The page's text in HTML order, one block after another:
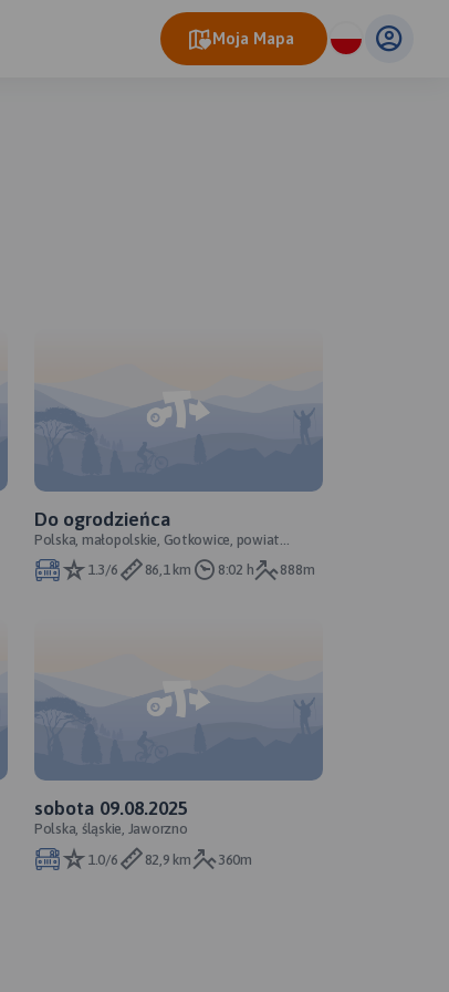
Moja Mapa
Do ogrodzieńca
Polska, małopolskie, Gotkowice, powiat
krakowski
1.3/6
86,1 km 8:02 h 888m
sobota 09.08.2025
Polska, śląskie, Jaworzno
1.0/6
82,9 km 360m